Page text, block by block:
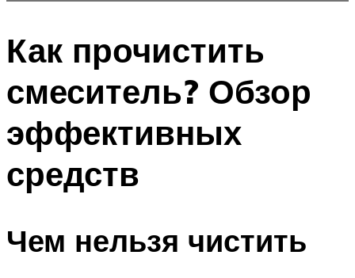
Как прочистить
смеситель? Обзор
эффективных
средств
Чем нельзя чистить